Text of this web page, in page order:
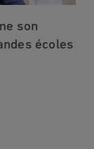
son
écoles